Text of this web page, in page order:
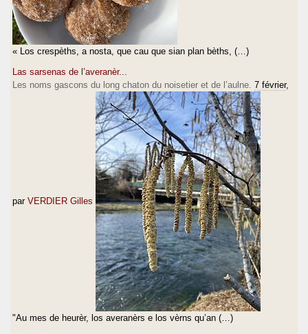
« Los crespèths, a nosta, que cau que sian plan bèths, (…)
Las sarsenas de l’averanèr...
Les noms gascons du long chaton du noisetier et de l’aulne. 7 février,
par VERDIER Gilles
"Au mes de heurèr, los averanèrs e los vèrns qu’an (…)